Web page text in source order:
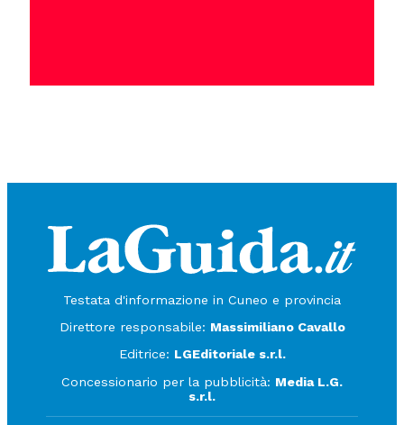
Testata d'informazione in Cuneo e provincia
Direttore responsabile: Massimiliano Cavallo
Editrice: LGEditoriale s.r.l.
Concessionario per la pubblicità: Media L.G.
s.r.l.